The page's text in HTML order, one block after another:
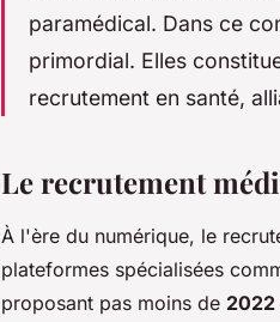
paramédical. Dans ce
primordial. Elles
recrutement en santé,
Le recrutement
À l'ère du numérique, le
plateformes spécialisées
proposant pas moins de